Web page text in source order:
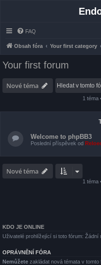
FAQ
Obsah fóra Your first category
Your first forum
Nové téma
1 téma
Welcome to phpBB3
Poslední příspěvek od
Nové téma
1 téma
KDO JE ONLINE
Uživatelé prohlížející si toto fórum:
OPRÁVNĚNÍ FÓRA
Nemůžete zakládat nová témata v tomto